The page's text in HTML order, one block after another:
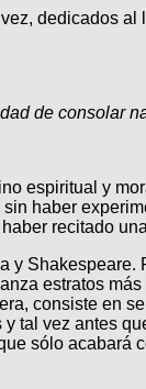
dedicados
de consolar
espiritual y
haber
recitado
estratos
consiste en
tal vez antes
sólo